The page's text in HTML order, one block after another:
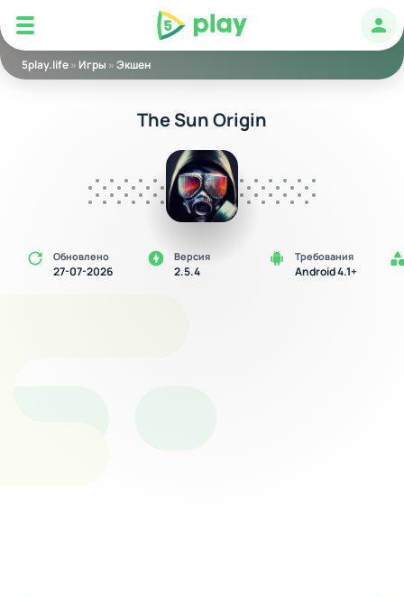
5play
5play.life» Игры »Экшен
The Sun Origin
Обновлено
27-07-2026
Версия
2.5.4
Требования
Android 4.1+